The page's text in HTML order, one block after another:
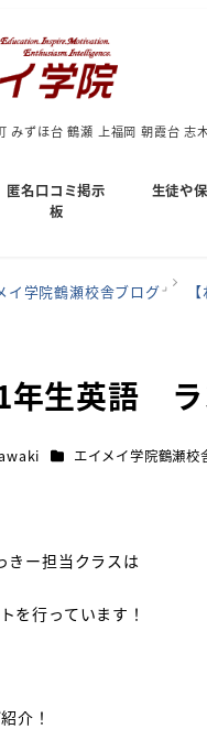
みずほ台 鶴瀬 上福岡 朝霞台 志
匿名口コミ掲示
板
生徒や
イ学院鶴瀬校舎ブログ
1年生英語
カテゴリー
エイメイ学院鶴瀬校
きー担当クラスは
を行っています！
介！